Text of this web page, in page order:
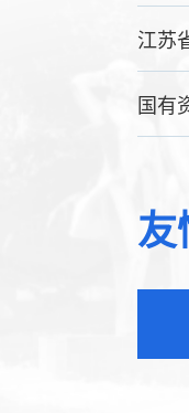
江苏
国有